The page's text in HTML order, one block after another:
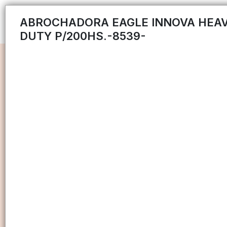
ABROCHADORA EAGLE INNOVA
DUTY P/200HS.-8539-